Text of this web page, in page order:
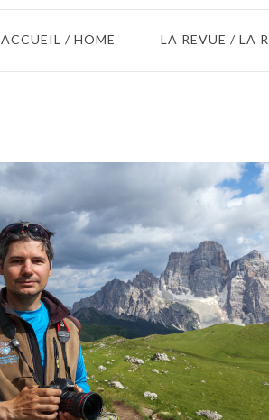
ACCUEIL / HOME LA REVUE / LA